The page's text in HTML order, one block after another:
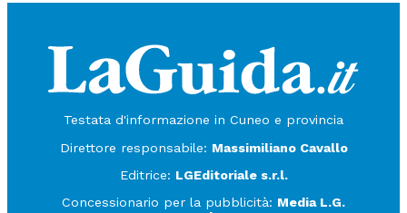
Testata d'informazione in Cuneo e provincia
Direttore responsabile: Massimiliano Cavallo
Editrice: LGEditoriale s.r.l.
Concessionario per la pubblicità: Media L.G.